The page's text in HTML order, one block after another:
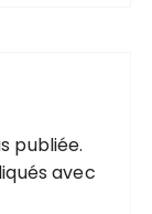
publiée.
avec